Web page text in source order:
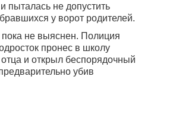
пыталась не допустить
у ворот родителей.
не выяснен. Полиция
пронес в школу
отца и открыл беспорядочный
убив